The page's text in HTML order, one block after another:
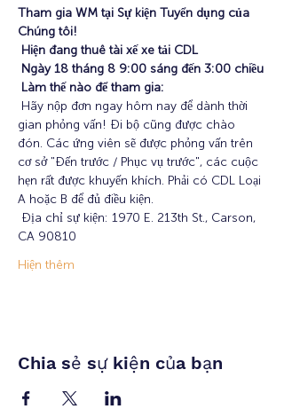
Tham gia WM tại Sự kiện Tuyển dụng của
Chúng tôi!
Hiện đang thuê tài xế xe tải CDL
Ngày 18 tháng 8 9:00 sáng đến 3:00 chiều
Làm thế nào để tham gia:
gian phỏng vấn! Đi bộ cũng được chào
đón. Các ứng viên sẽ được phỏng vấn trên
cơ sở "Đến trước / Phục vụ trước", các cuộc
hẹn rất được khuyến khích. Phải có CDL Loại
A hoặc B để đủ điều kiện.
CA 90810
Hiện thêm
Chia sẻ sự kiện của bạn